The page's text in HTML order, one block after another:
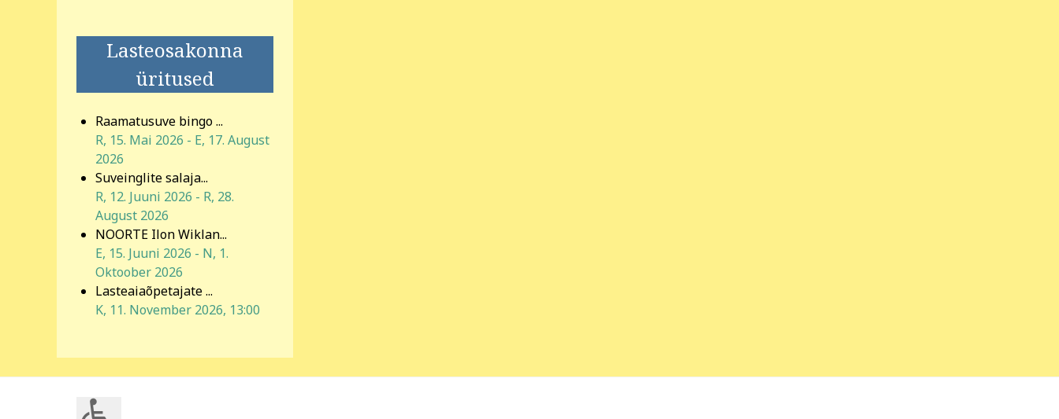
Lasteosakonna
üritused
Raamatusuve bingo ...
R, 15. Mai 2026 - E, 17. August
2026
Suveinglite salaja...
R, 12. Juuni 2026 - R, 28.
August 2026
NOORTE Ilon Wiklan...
E, 15. Juuni 2026 - N, 1.
Oktoober 2026
Lasteaiaõpetajate ...
K, 11. November 2026, 13:00